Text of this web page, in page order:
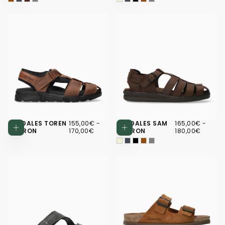
Choisissez des options
SANDALES TOREN
MARRON
155,00€
PRIX
MINIMUM
155,00€ -
MAXIMUM
170,00€ Choisissez
SANDALES SAM
MARRON
165,00€
PRIX
MINIMUM
165,00€ -
180,00€